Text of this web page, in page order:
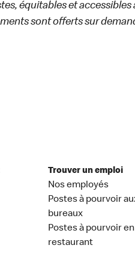
équitables et accessibles
sont offerts sur
Trouver un emploi
Nos employés
Postes à pourvoir
bureaux
Postes à pourvoir en
restaurant